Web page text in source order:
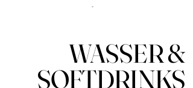
WASSER &
SOFTDRINKS